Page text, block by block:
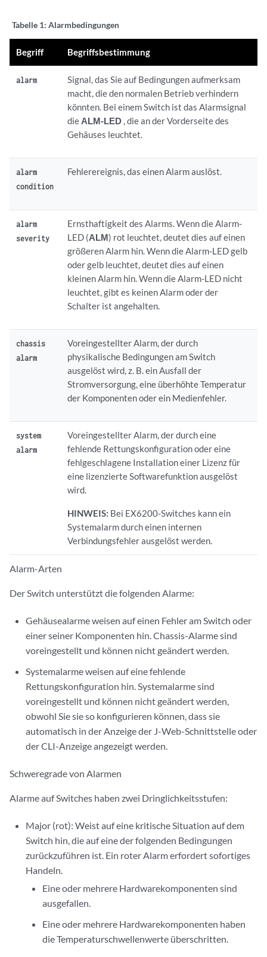
Tabelle 1: Alarmbedingungen
Begriff Begriffsbestimmung
alarm
Signal, das Sie auf Bedingungen aufmerksam
macht, die den normalen Betrieb verhindern
könnten. Bei einem Switch ist das Alarmsignal
die ALM-LED , die an der Vorderseite des
Gehäuses leuchtet.
alarm
condition
Fehlerereignis, das einen Alarm auslöst.
alarm
severity
Ernsthaftigkeit des Alarms. Wenn die Alarm-
LED (ALM) rot leuchtet, deutet dies auf einen
größeren Alarm hin. Wenn die Alarm-LED gelb
oder gelb leuchtet, deutet dies auf einen
kleinen Alarm hin. Wenn die Alarm-LED nicht
leuchtet, gibt es keinen Alarm oder der
Schalter ist angehalten.
chassis
alarm
Voreingestellter Alarm, der durch
physikalische Bedingungen am Switch
ausgelöst wird, z. B. ein Ausfall der
Stromversorgung, eine überhöhte Temperatur
der Komponenten oder ein Medienfehler.
system
alarm
Voreingestellter Alarm, der durch eine
fehlende Rettungskonfiguration oder eine
fehlgeschlagene Installation einer Lizenz für
eine lizenzierte Softwarefunktion ausgelöst
wird.
HINWEIS: Bei EX6200-Switches kann ein
Systemalarm durch einen internen
Verbindungsfehler ausgelöst werden.
Alarm-Arten
Der Switch unterstützt die folgenden Alarme:
Gehäusealarme weisen auf einen Fehler am Switch oder
einer seiner Komponenten hin. Chassis-Alarme sind
voreingestellt und können nicht geändert werden.
Systemalarme weisen auf eine fehlende
Rettungskonfiguration hin. Systemalarme sind
voreingestellt und können nicht geändert werden,
obwohl Sie sie so konfigurieren können, dass sie
automatisch in der Anzeige der J-Web-Schnittstelle oder
der CLI-Anzeige angezeigt werden.
Schweregrade von Alarmen
Alarme auf Switches haben zwei Dringlichkeitsstufen:
Major (rot): Weist auf eine kritische Situation auf dem
Switch hin, die auf eine der folgenden Bedingungen
zurückzuführen ist. Ein roter Alarm erfordert sofortiges
Handeln.
Eine oder mehrere Hardwarekomponenten sind
ausgefallen.
Eine oder mehrere Hardwarekomponenten haben
die Temperaturschwellenwerte überschritten.